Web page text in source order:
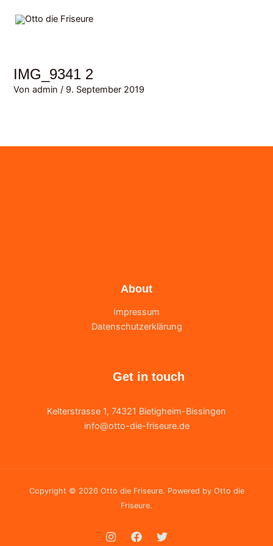
Inhalt
IMG_9341 2
Vonadmin/ 9. September 2019
About
Impressum
Datenschutzerklärung
Get in touch
Kelterstrasse 1, 74321 Bietigheim-Bissingen
info@otto-die-friseure.de
Copyright © 2026 Otto die Friseure. Powered by Otto die
Friseure.